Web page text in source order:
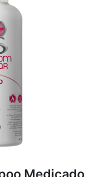
Medicado,